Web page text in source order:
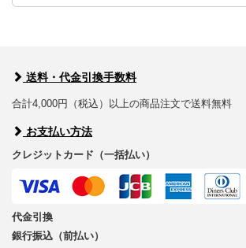
送料・代金引換手数料
合計4,000円（税込）以上の商品注文で送料無料
お支払い方法
クレジットカード（一括払い）
代金引換
銀行振込（前払い）